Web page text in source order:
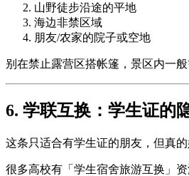
山野徒步沿途的平地
海边非禁区域
朋友/农家的院子或空地
别在禁止露营区搭帐篷，景区内一般
6. 学联互换：学生证的
这条只适合有学生证的朋友，但真的
很多高校有「学生宿舍旅游互换」